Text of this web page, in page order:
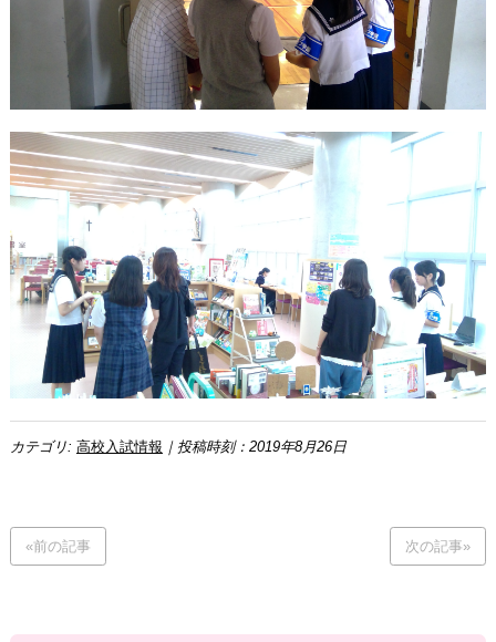
カテゴリ: 高校入試情報 ｜投稿時刻：2019年8月26日
«前の記事 次の記事»